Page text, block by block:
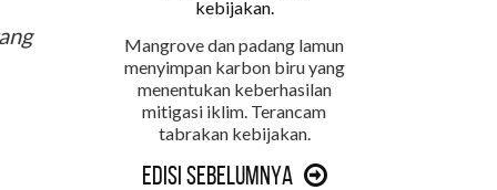
Mangrove dan padang lamun
menyimpan karbon biru yang
menentukan keberhasilan
mitigasi iklim. Terancam
tabrakan kebijakan.
Edisi Sebelumnya